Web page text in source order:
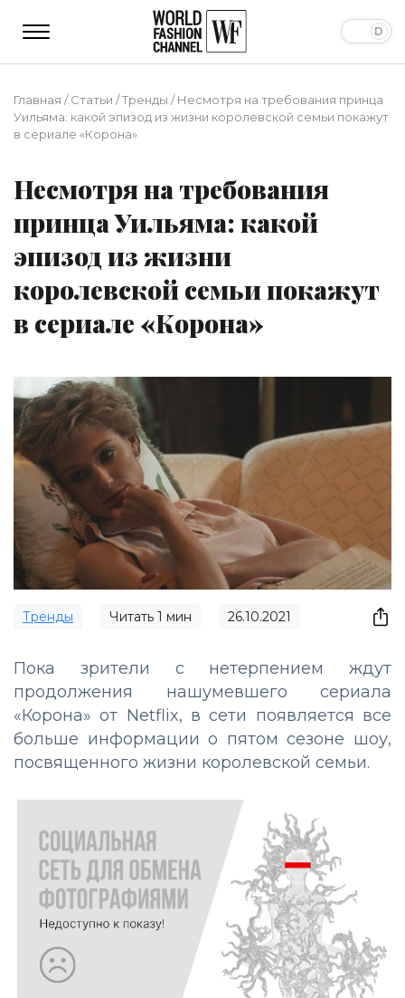
Главная /Статьи /Тренды /Несмотря на требования принца
Уильяма: какой эпизод из жизни королевской семьи покажут
в сериале «Корона»
Несмотря на требования
принца Уильяма: какой
эпизод из жизни
королевской семьи покажут
в сериале «Корона»
Тренды Читать 1 мин 26.10.2021
Пока зрители с нетерпением ждут
продолжения нашумевшего сериала
«Корона» от Netflix, в сети появляется все
больше информации о пятом сезоне шоу,
посвященного жизни королевской семьи.